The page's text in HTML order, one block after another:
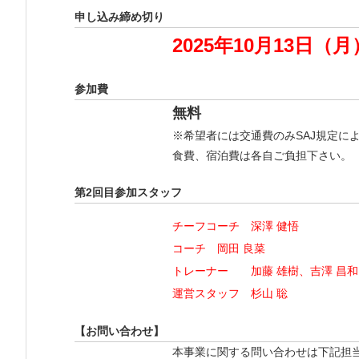
申し込み締め切り
2025年10月13日（
参加費
無料
※希望者には交通費のみSAJ規定に
食費、宿泊費は各自ご負担下さい。
第2回目参加スタッフ
チーフコーチ 深澤 健悟
コーチ 岡田 良菜
トレーナー 加藤 雄樹、吉澤 昌和
運営スタッフ 杉山 聡
【お問い合わせ】
本事業に関する問い合わせは下記担